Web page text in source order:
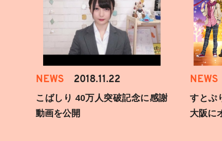
NEWS 2018.11.22
こばしり 40万人突破記念に感謝
動画を公開
NEWS
すとぷ
大阪に